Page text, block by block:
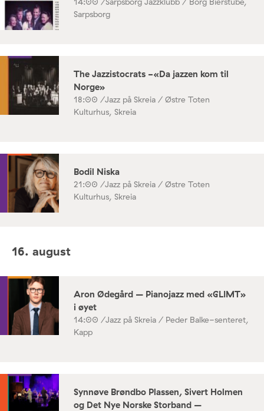
Sarpsborg
The Jazzistocrats -«Da jazzen kom til
Norge»
18:00 /Jazz på Skreia / Østre Toten
Kulturhus, Skreia
Bodil Niska
21:00 /Jazz på Skreia / Østre Toten
Kulturhus, Skreia
16. august
Aron Ødegård – Pianojazz med «GLIMT»
i øyet
14:00 /Jazz på Skreia / Peder Balke-senteret,
Kapp
Synnøve Brøndbo Plassen, Sivert Holmen
og Det Nye Norske Storband –